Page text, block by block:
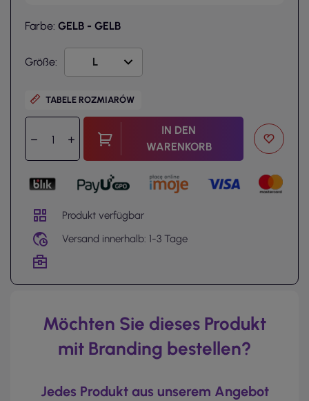
Farbe: GELB - GELB
Größe:
TABELE ROZMIARÓW
IN DEN
WARENKORB
Produkt verfügbar
Versand innerhalb: 1-3 Tage
Möchten Sie dieses Produkt
mit Branding bestellen?
Jedes Produkt aus unserem Angebot